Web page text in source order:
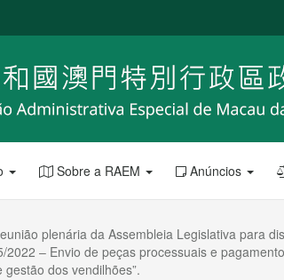
Sobre a RAEM Anúncios
plenária da Assembleia Legislativa para
‒ Envio de peças processuais e
dos vendilhões”.